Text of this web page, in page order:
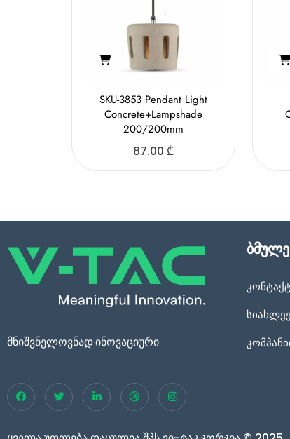
SKU-3853 Pendant Light
Concrete+Lampshade
200/200mm
87.00 ₾
მნიშვნელოვნად ინოვაციური